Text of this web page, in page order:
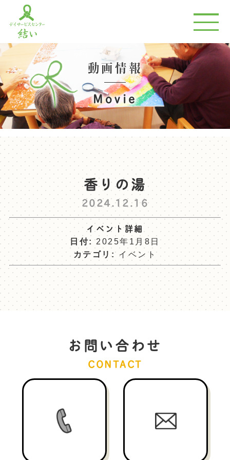
動画情報
Movie
香りの湯
2024.12.16
イベント詳細
日付: 2025年1月8日
カテゴリ: イベント
お問い合わせ
CONTACT